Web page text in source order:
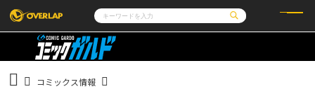
コミック
コミッククリエ
LiQulle
ライトノベル
コミックス情報